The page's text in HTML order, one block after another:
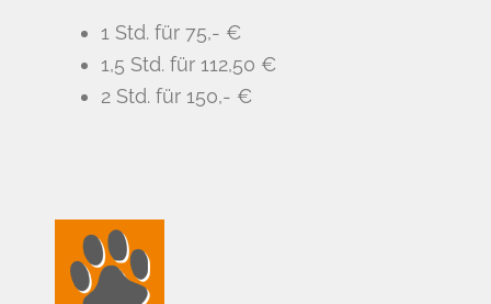
1 Std. für 75,- €
1,5 Std. für 112,50 €
2 Std. für 150,- €